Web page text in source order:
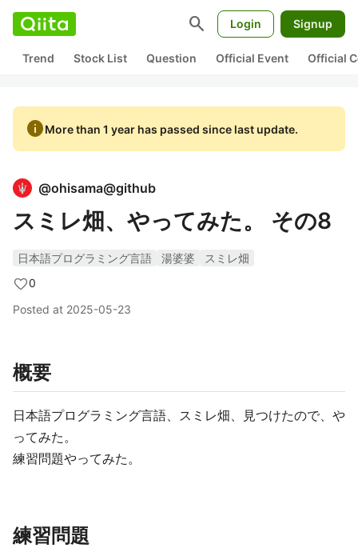
search Login Signup
Trend Stock List Question Official Event Official
infoMore than 1 year has passed since last update.
@ohisama@github
スミレ畑、やってみた。 その8
日本語プログラミング言語 湯婆婆
スミレ畑
0
Posted at 2025-05-23
概要
日本語プログラミング言語、スミレ畑、見つけたので、や
ってみた。
練習問題やってみた。
練習問題